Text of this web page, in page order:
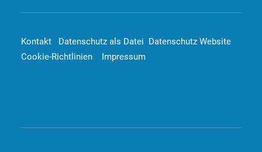
Kontakt Datenschutz als Datei Datenschutz Website
Cookie-Richtlinien
Impressum